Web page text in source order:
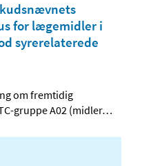
for lægemidler i
syrerelaterede
om fremtidig
gruppe A02 (midler…